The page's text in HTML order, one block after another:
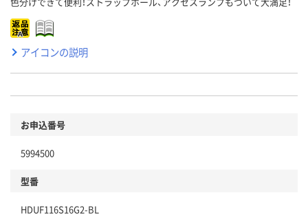
アイコンの説明
お申込番号
5994500
型番
HDUF116S16G2-BL